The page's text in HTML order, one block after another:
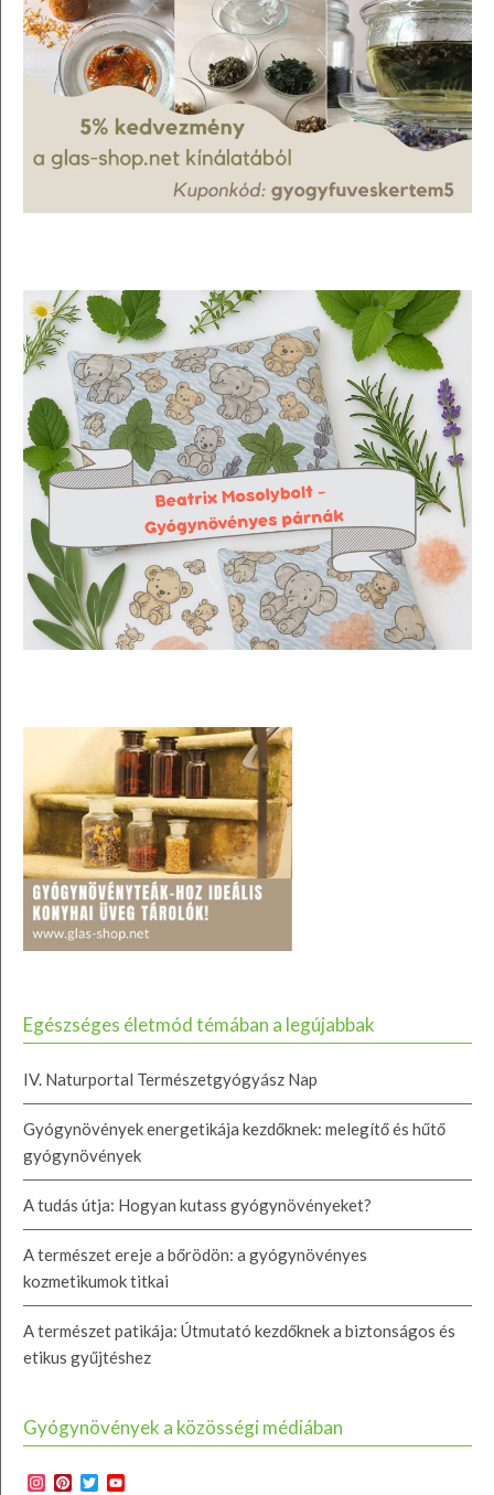
Egészséges életmód témában a legújabbak
IV. Naturportal Természetgyógyász Nap
Gyógynövények energetikája kezdőknek: melegítő és hűtő
gyógynövények
A tudás útja: Hogyan kutass gyógynövényeket?
A természet ereje a bőrödön: a gyógynövényes
kozmetikumok titkai
A természet patikája: Útmutató kezdőknek a biztonságos és
etikus gyűjtéshez
Gyógynövények a közösségi médiában
Instagram
Pinterest
Twitter